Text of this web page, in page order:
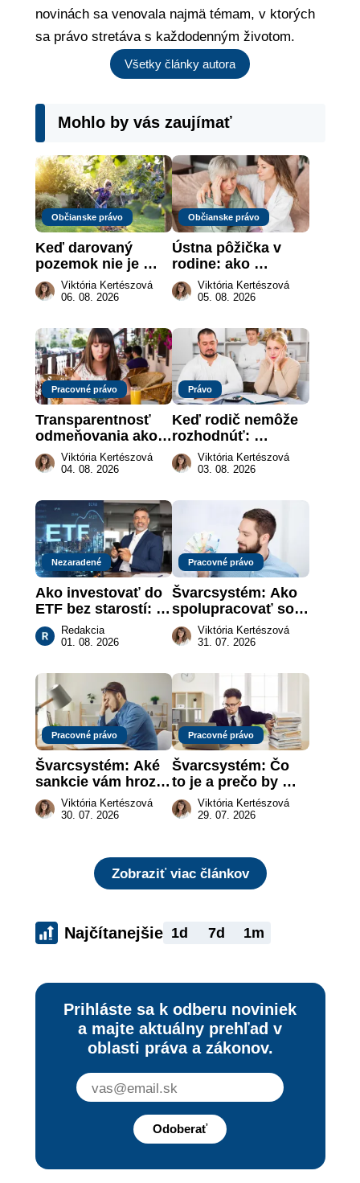
novinách sa venovala najmä témam, v ktorých
sa právo stretáva s každodenným životom.
Všetky články autora
Mohlo by vás zaujímať
Občianske právo
Keď darovaný
pozemok nie je
„hotová vec“: kedy
môže darca žiadať
Viktória Kertészová
06. 08. 2026
Občianske právo
Ústna pôžička v
rodine: ako
vymôcť peniaze,
keď na papieri nie
Viktória Kertészová
05. 08. 2026
Pracovné právo
Transparentnosť
odmeňovania ako
právna povinnosť:
revolúcia na
práce
Viktória Kertészová
04. 08. 2026
Právo
Keď rodič nemôže
rozhodnúť:
nahradenie prejavu
vôle súdom v
Viktória Kertészová
03. 08. 2026
Nezaradené
Ako investovať do
ETF bez starostí:
Investičné plány,
ktoré urobia prácu
Redakcia
01. 08. 2026
Pracovné právo
Švarcsystém: Ako
spolupracovať so
živnostníkom
legálne a bez
Viktória Kertészová
31. 07. 2026
Pracovné právo
Švarcsystém: Aké
sankcie vám hrozia
a prečo nestačí
zaplatiť pokutu?
Viktória Kertészová
30. 07. 2026
Pracovné právo
Švarcsystém: Čo
to je a prečo by
vás to malo
zaujímať
Viktória Kertészová
29. 07. 2026
Zobraziť viac článkov
Najčítanejšie 1d 7d 1m
Prihláste sa k odberu noviniek
a majte aktuálny prehľad v
oblasti práva a zákonov.
Odoberať